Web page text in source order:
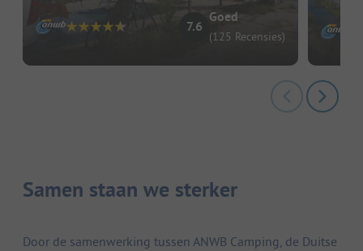
7.6
Goed
(125 Recensies)
Samen staan we sterker
Door de samenwerking tussen ANWB Camping, de Duitse